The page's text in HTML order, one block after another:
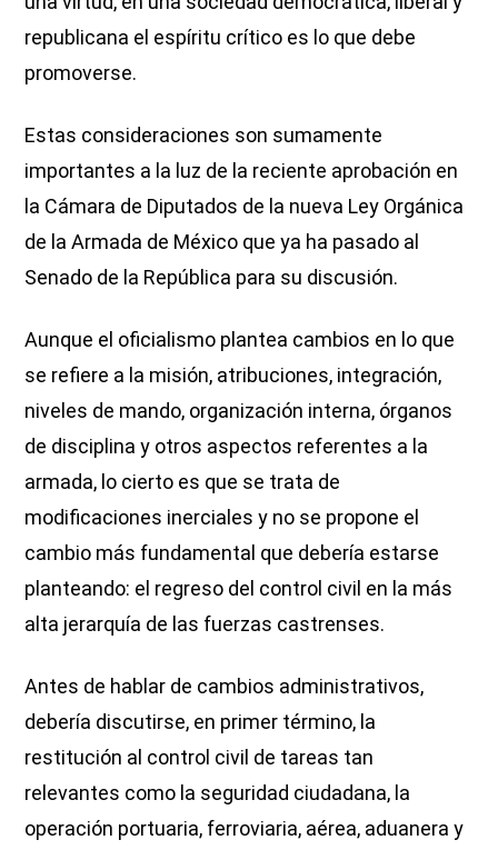
republicana el espíritu crítico es lo que debe
promoverse.
Estas consideraciones son sumamente
importantes a la luz de la reciente aprobación en
la Cámara de Diputados de la nueva Ley Orgánica
de la Armada de México que ya ha pasado al
Senado de la República para su discusión.
Aunque el oficialismo plantea cambios en lo que
se refiere a la misión, atribuciones, integración,
niveles de mando, organización interna, órganos
de disciplina y otros aspectos referentes a la
armada, lo cierto es que se trata de
modificaciones inerciales y no se propone el
cambio más fundamental que debería estarse
planteando: el regreso del control civil en la más
alta jerarquía de las fuerzas castrenses.
Antes de hablar de cambios administrativos,
debería discutirse, en primer término, la
restitución al control civil de tareas tan
relevantes como la seguridad ciudadana, la
operación portuaria, ferroviaria, aérea, aduanera y